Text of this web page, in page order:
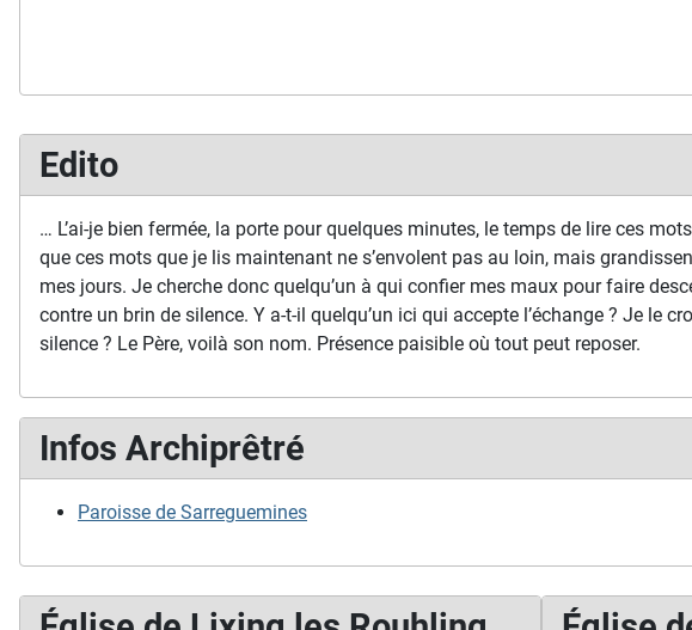
Edito
… L’ai-je bien fermée, la porte pour quelques minutes, le temps de lire ces
que ces mots que je lis maintenant ne s’envolent pas au loin, mais
mes jours. Je cherche donc quelqu’un à qui confier mes maux pour faire
contre un brin de silence. Y a-t-il quelqu’un ici qui accepte l’échange ? Je le
silence ? Le Père, voilà son nom. Présence paisible où tout peut reposer.
Infos Archiprêtré
Paroisse de Sarreguemines